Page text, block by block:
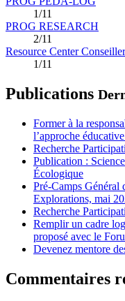
1/11
PROG RESEARCH
2/11
Resource Center Conseiller
1/11
Publications
Former à la
l’approche
Recherche
Publication :
Écologique
Pré-Camps Général
Explorations, mai
Recherche
Remplir un cadre
proposé avec le
Devenez mentore
Commentaires